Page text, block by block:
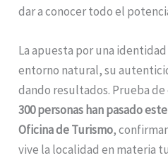
dar a conocer todo el
La apuesta por una
entorno natural, su
dando resultados. Prueba
300 personas han pasado
Oficina de Turismo,
vive la localidad en materia